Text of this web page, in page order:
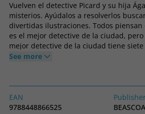
Vuelven el detective Picard y su hija
misterios. Ayúdalos a resolverlos
divertidas ilustraciones. Todos piensan
es el mejor detective de la ciudad, pero
mejor detective de la ciudad tiene
pelirrojas y un pijama de unicornios. Se
cualquiera. Ella no quiere que le lean
también!, pero lo que más le gusta es
resolver los misterios que le encargan!
See more
EAN
9788448866525
BEASCOA